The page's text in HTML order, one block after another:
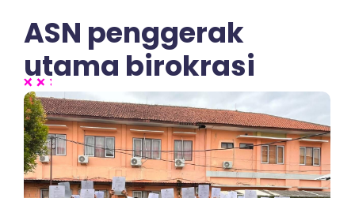
ASN penggerak
utama birokrasi